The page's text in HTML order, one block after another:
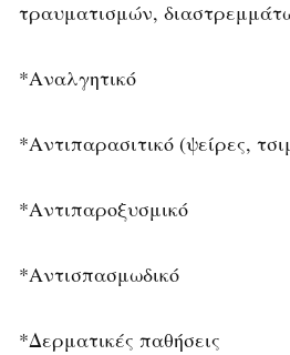
τραυματισμών,
*Αναλγητικό
*Αντιπαρασιτικό (ψείρες,
*Αντιπαροξυσμικό
*Αντισπασμωδικό
*Δερματικές παθήσεις